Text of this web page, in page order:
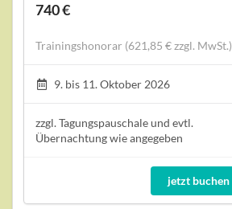
740 €
Trainingshonorar (621,85 € zzgl. MwSt.)
9. bis 11. Oktober 2026
zzgl. Tagungspauschale und evtl.
Übernachtung wie angegeben
jetzt buchen